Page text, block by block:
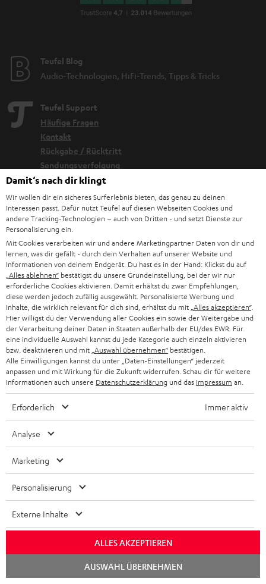
Teufel Blog
Audio-Technologien, HiFi-Trends, Tipps & Tricks
Teufel Support
Häufige Fragen
Kontakt
Rückgabe / Rücktritt
Sendungsverfolgung
Store Finder
Erlebe unsere Produkte hautnah und lass dich persönlich
im Store beraten.
BIS ZU
45 €
RABATT
N
e
w
s
l
t
t
Wähle deinen Gutschein!
Melde dich für den Newsletter an und erhalte bis zu
45 € als Dankeschön.
EMAIL
WIDGET
Damit‘s nach dir klingt
Wir wollen dir ein sicheres Surferlebnis bieten, das genau zu deinen
Interessen passt. Dafür nutzt Teufel auf diesen Webseiten Cookies und
andere Tracking-Technologien – auch von Dritten - und setzt Dienste zur
Personalisierung ein.
Mit Cookies verarbeiten wir und andere Marketingpartner Daten von dir und
lernen, was dir gefällt - durch dein Verhalten auf unserer Website und
Informationen von deinem Endgerät. Du hast es in der Hand: Klickst du auf
„Alles ablehnen“ bestätigst du unsere Grundeinstellung, bei der wir nur
erforderliche Cookies aktivieren. Damit erhältst du zwar Empfehlungen,
diese werden jedoch zufällig ausgewählt. Personalisierte Werbung und
Inhalte, die wirklich relevant für dich sind, erhältst du mit „Alles akzeptieren“.
Hier willigst du der Verwendung aller Cookies ein sowie der Weitergabe und
der Verarbeitung deiner Daten in Staaten außerhalb der EU/des EWR. Für
eine individuelle Auswahl kannst du jede Kategorie auch einzeln aktivieren
bzw. deaktivieren und mit „Auswahl übernehmen“ bestätigen.
Alle Einwilligungen kannst du unter „Daten-Einstellungen“ jederzeit
anpassen und mit Wirkung für die Zukunft widerrufen. Schau dir für weitere
Informationen auch unsere Datenschutzerklärung und das Impressum an.
Erforderlich Immer aktiv
Analyse
Marketing
Personalisierung
Externe Inhalte
ALLES AKZEPTIEREN
AUSWAHL ÜBERNEHMEN